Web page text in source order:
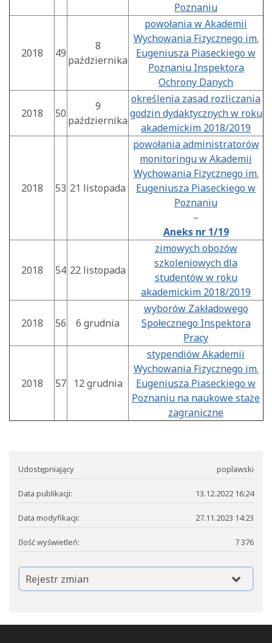
Poznaniu
2018 49
8
października
powołania w Akademii
Wychowania Fizycznego im.
Eugeniusza Piaseckiego w
Poznaniu Inspektora
Ochrony Danych
2018 50
9
października
określenia zasad rozliczania
godzin dydaktycznych w roku
akademickim 2018/2019
2018 53 21 listopada
powołania administratorów
monitoringu w Akademii
Wychowania Fizycznego im.
Eugeniusza Piaseckiego w
Poznaniu
–
Aneks nr 1/19
2018 54 22 listopada
zimowych obozów
szkoleniowych dla
studentów w roku
akademickim 2018/2019
2018 56 6 grudnia
wyborów Zakładowego
Społecznego Inspektora
Pracy
2018 57 12 grudnia
stypendiów Akademii
Wychowania Fizycznego im.
Eugeniusza Piaseckiego w
Poznaniu na naukowe staże
zagraniczne
Udostępniający poplawski
Data publikacji: 13.12.2022 16:24
Data modyfikacji: 27.11.2023 14:23
Ilość wyświetleń: 7 376
Rejestr zmian